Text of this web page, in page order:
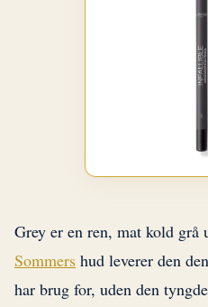
Grey er en ren, mat kold grå
Sommers hud leverer den
har brug for, uden den